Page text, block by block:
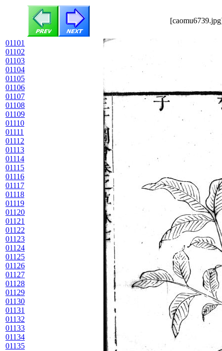
01101
01102
01103
01104
01105
01106
01107
01108
01109
01110
01111
01112
01113
01114
01115
01116
01117
01118
01119
01120
01121
01122
01123
01124
01125
01126
01127
01128
01129
01130
01131
01132
01133
01134
01135